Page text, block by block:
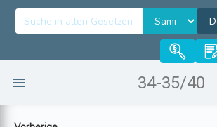
34-35/40